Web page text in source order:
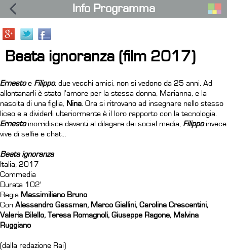
Info Programma
Beata ignoranza (film 2017)
Ernestoe Filippo, due vecchi amici, non si vedono da 25 anni. Ad
allontanarli è stato l'amore per la stessa donna, Marianna, e la
nascita di una figlia, Nina . Ora si ritrovano ad insegnare nello stesso
liceo e a dividerli ulteriormente è il loro rapporto con la tecnologia.
Ernestoinorridisce davanti al dilagare dei social media, Filippoinvece
vive di selfie e chat…
Beata ignoranza
Italia, 2017
Commedia
Durata 102'
Regia Massimiliano Bruno
Con Alessandro Gassman, Marco Giallini, Carolina Crescentini,
Valeria Bilello, Teresa Romagnoli, Giuseppe Ragone, Malvina
Ruggiano
(dalla redazione Rai)